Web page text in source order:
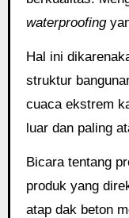
waterproofing
Hal ini
struktur
cuaca ekstrem
luar dan paling
Bicara tentang
produk yang
atap dak beton